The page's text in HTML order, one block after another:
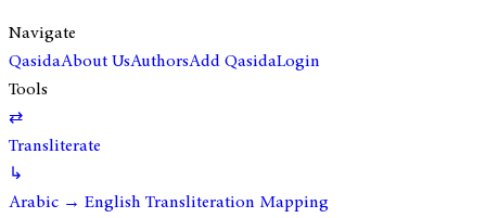
Navigate
QasidaAbout UsAuthorsAdd QasidaLogin
Tools
⇄
Transliterate
↳
Arabic → English Transliteration Mapping